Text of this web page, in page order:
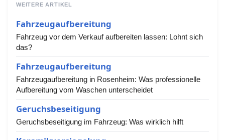
WEITERE ARTIKEL
Fahrzeugaufbereitung
Fahrzeug vor dem Verkauf aufbereiten lassen: Lohnt sich
das?
Fahrzeugaufbereitung
Fahrzeugaufbereitung in Rosenheim: Was professionelle
Aufbereitung vom Waschen unterscheidet
Geruchsbeseitigung
Geruchsbeseitigung im Fahrzeug: Was wirklich hilft